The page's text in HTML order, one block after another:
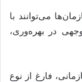
می‌توانند با
در بهره‌وری،
فارغ از نوع